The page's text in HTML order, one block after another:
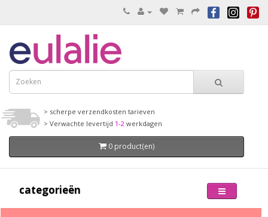
> scherpe verzendkosten tarieven
> Verwachte levertijd 1-2 werkdagen
0 product(en)
categorieën